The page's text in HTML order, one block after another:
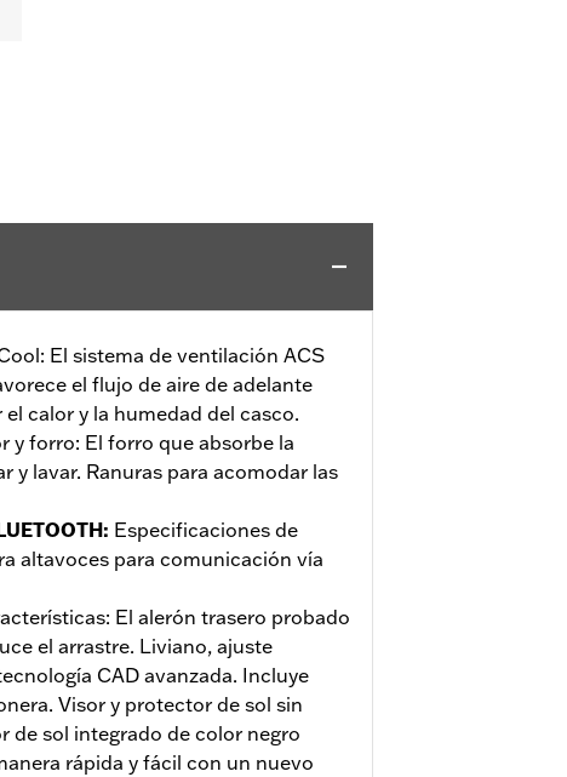
El sistema de ventilación ACS
el flujo de aire de adelante
calor y la humedad del casco.
y forro: El forro que absorbe la
y lavar. Ranuras para acomodar las
: Especificaciones de
altavoces para comunicación vía
El alerón trasero probado
el arrastre. Liviano, ajuste
CAD avanzada. Incluye
Visor y protector de sol sin
de sol integrado de color negro
rápida y fácil con un nuevo